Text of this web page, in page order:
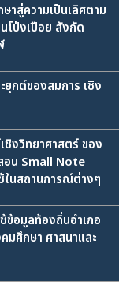
าสู่ความเป็นเลิศตาม
โป่งเปือย สังกัด
กต์ของสมการ เชิง
ชิงวิทยาศาสตร์ ของ
อน Small Note
ในสถานการณ์ต่างๆ
ข้อมูลท้องถิ่นอำเภอ
มศึกษา ศาสนาและ